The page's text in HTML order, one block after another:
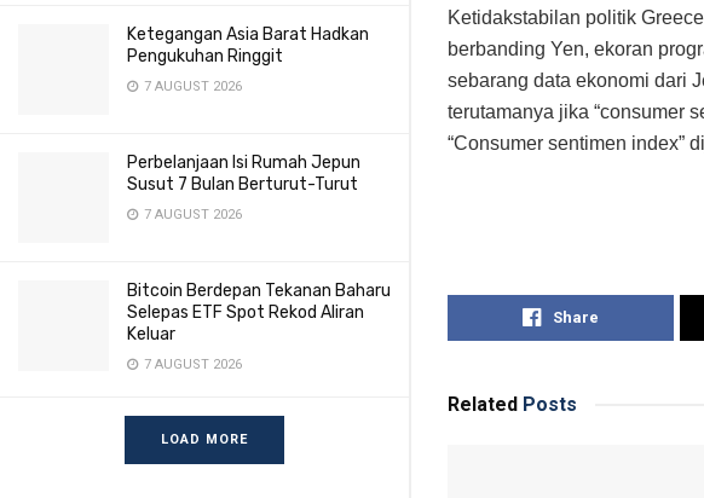
Ketegangan Asia Barat Hadkan
Pengukuhan Ringgit
7 AUGUST 2026
Perbelanjaan Isi Rumah Jepun
Susut 7 Bulan Berturut-Turut
7 AUGUST 2026
Bitcoin Berdepan Tekanan Baharu
Selepas ETF Spot Rekod Aliran
Keluar
7 AUGUST 2026
LOAD MORE
Ketidakstabilan politik
berbanding Yen, ekoran
sebarang data ekonomi dari
terutamanya jika “consumer
“Consumer sentimen index”
Share
Related Posts